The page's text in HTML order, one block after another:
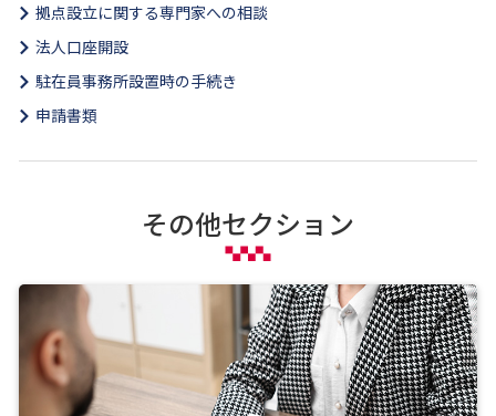
拠点設立に関する専門家への相談
法人口座開設
駐在員事務所設置時の手続き
申請書類
その他セクション